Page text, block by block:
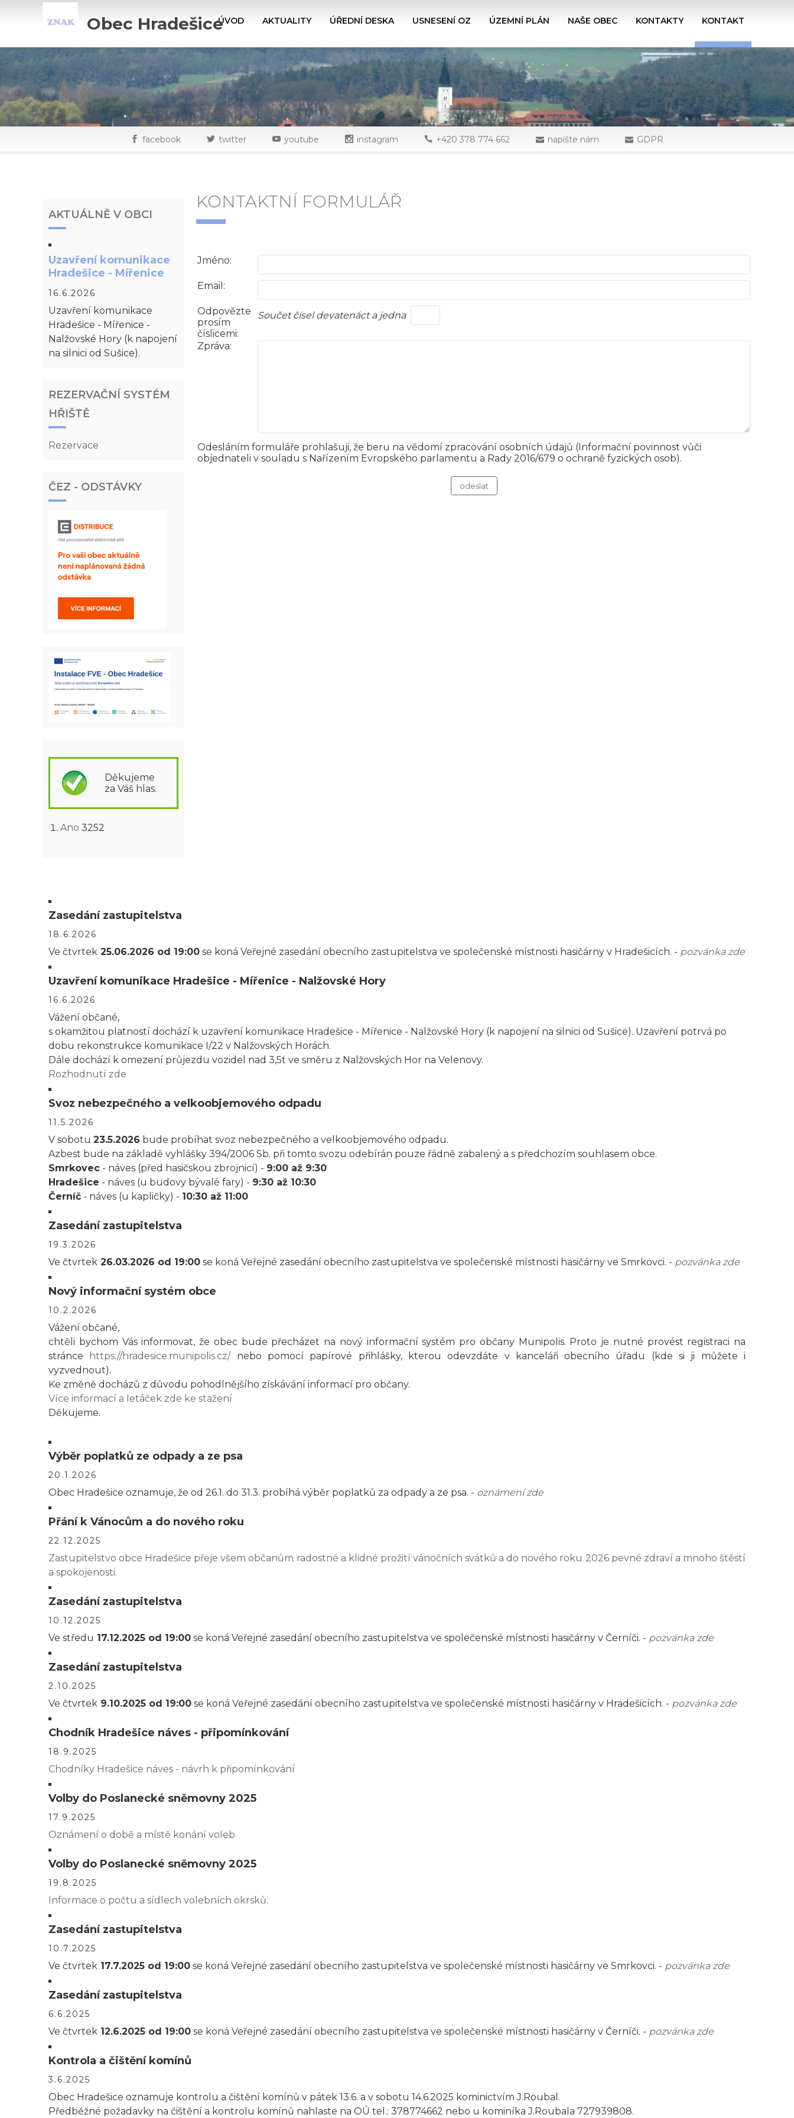
Obec HradešiceÚVOD AKTUALITY ÚŘEDNÍ DESKA USNESENÍ OZ ÚZEMNÍ PLÁN NAŠE OBEC KONTAKTY KONTAKT
facebook twitter youtube instagram +420 378 774 662 napište nám GDPR
AKTUÁLNĚ V OBCI
Uzavření komunikace
Hradešice - Mířenice
16.6.2026
Uzavření komunikace
Hradešice - Mířenice -
Nalžovské Hory (k napojení
na silnici od Sušice).
REZERVAČNÍ SYSTÉM
HŘIŠTĚ
Rezervace
ČEZ - ODSTÁVKY
Děkujeme
za Váš hlas.
Ano 3252
KONTAKTNÍ FORMULÁŘ
Jméno:
Email:
Odpovězte
prosím
číslicemi:
Součet čísel devatenáct a jedna
Zpráva:
Odesláním formuláře prohlašuji, že beru na vědomí zpracování osobních údajů (Informační povinnost vůči
objednateli v souladu s Nařízením Evropského parlamentu a Rady 2016/679 o ochraně fyzických osob).
Zasedání zastupitelstva
18.6.2026
Ve čtvrtek 25.06.2026 od 19:00 se koná Veřejné zasedání obecního zastupitelstva ve společenské místnosti hasičárny v Hradešicích. - pozvánka zde
Uzavření komunikace Hradešice - Mířenice - Nalžovské Hory
16.6.2026
Vážení občané,
s okamžitou platností dochází k uzavření komunikace Hradešice - Mířenice - Nalžovské Hory (k napojení na silnici od Sušice). Uzavření potrvá po
dobu rekonstrukce komunikace I/22 v Nalžovských Horách.
Dále dochází k omezení průjezdu vozidel nad 3,5t ve směru z Nalžovských Hor na Velenovy.
Rozhodnutí zde
Svoz nebezpečného a velkoobjemového odpadu
11.5.2026
V sobotu 23.5.2026 bude probíhat svoz nebezpečného a velkoobjemového odpadu.
Azbest bude na základě vyhlášky 394/2006 Sb. při tomto svozu odebírán pouze řádně zabalený a s předchozím souhlasem obce.
Smrkovec - náves (před hasičskou zbrojnicí) - 9:00 až 9:30
Hradešice - náves (u budovy bývalé fary) - 9:30 až 10:30
Černíč - náves (u kapličky) - 10:30 až 11:00
Zasedání zastupitelstva
19.3.2026
Ve čtvrtek 26.03.2026 od 19:00 se koná Veřejné zasedání obecního zastupitelstva ve společenské místnosti hasičárny ve Smrkovci. - pozvánka zde
Nový informační systém obce
10.2.2026
Vážení občané,
chtěli bychom Vás informovat, že obec bude přecházet na nový informační systém pro občany Munipolis. Proto je nutné provést registraci na
stránce
https://hradesice.munipolis.cz/ nebo pomocí papírové přihlášky, kterou odevzdáte v kanceláři obecního úřadu (kde si ji můžete i
vyzvednout).
Ke změně docházů z důvodu pohodlnějšího získávání informací pro občany.
Více informací a letáček zde ke stažení
Děkujeme.
Výběr poplatků ze odpady a ze psa
20.1.2026
Obec Hradešice oznamuje, že od 26.1. do 31.3. probíhá výběr poplatků za odpady a ze psa. - oznámení zde
Přání k Vánocům a do nového roku
22.12.2025
Zastupitelstvo obce Hradešice přeje všem občanům radostné a klidné prožití vánočních svátků a do nového roku 2026 pevné zdraví a mnoho štěstí
a spokojenosti.
Zasedání zastupitelstva
10.12.2025
Ve středu 17.12.2025 od 19:00 se koná Veřejné zasedání obecního zastupitelstva ve společenské místnosti hasičárny v Černíči. - pozvánka zde
Zasedání zastupitelstva
2.10.2025
Ve čtvrtek 9.10.2025 od 19:00 se koná Veřejné zasedání obecního zastupitelstva ve společenské místnosti hasičárny v Hradešicích. - pozvánka zde
Chodník Hradešice náves - připomínkování
18.9.2025
Chodníky Hradešice náves - návrh k připomínkování
Volby do Poslanecké sněmovny 2025
17.9.2025
Oznámení o době a místě konání voleb
Volby do Poslanecké sněmovny 2025
19.8.2025
Informace o počtu a sídlech volebních okrsků.
Zasedání zastupitelstva
10.7.2025
Ve čtvrtek 17.7.2025 od 19:00 se koná Veřejné zasedání obecního zastupitelstva ve společenské místnosti hasičárny ve Smrkovci. - pozvánka zde
Zasedání zastupitelstva
6.6.2025
Ve čtvrtek 12.6.2025 od 19:00 se koná Veřejné zasedání obecního zastupitelstva ve společenské místnosti hasičárny v Černíči. - pozvánka zde
Kontrola a čištění komínů
3.6.2025
Obec Hradešice oznamuje kontrolu a čištění komínů v pátek 13.6. a v sobotu 14.6.2025 kominictvím J.Roubal.
Předběžné požadavky na čištění a kontrolu komínů nahlaste na OÚ tel.: 378774662 nebo u kominíka J.Roubala 727939808.